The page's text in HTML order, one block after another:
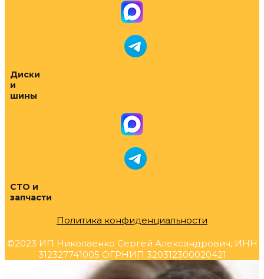
Диски
и
шины
СТО и
запчасти
Политика конфиденциальности
©2023 ИП Николаенко Сергей Александрович, ИНН
312327741005 ОГРНИП 320312300020421